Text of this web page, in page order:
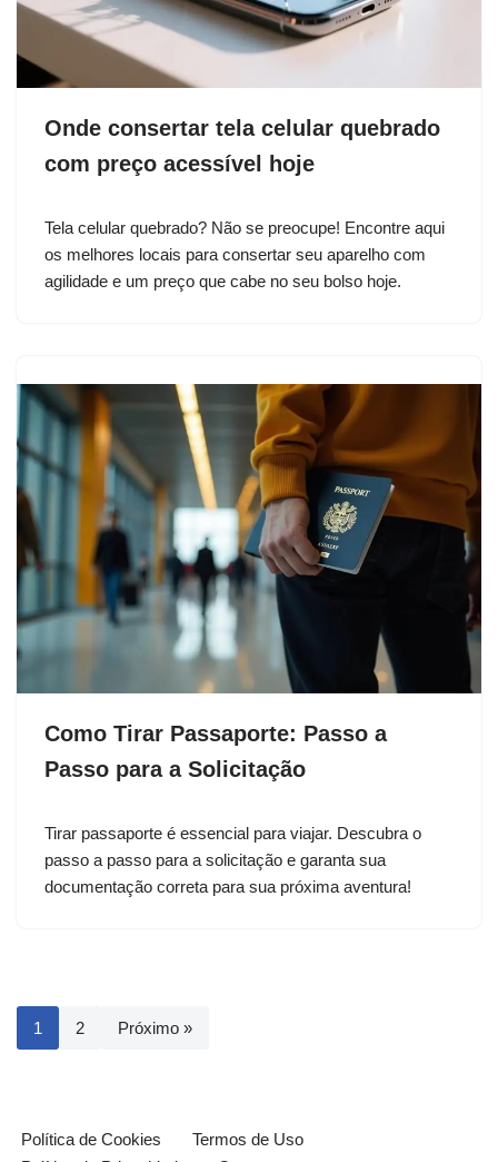
Onde consertar tela celular quebrado
com preço acessível hoje
Tela celular quebrado? Não se preocupe! Encontre aqui
os melhores locais para consertar seu aparelho com
agilidade e um preço que cabe no seu bolso hoje.
Como Tirar Passaporte: Passo a
Passo para a Solicitação
Tirar passaporte é essencial para viajar. Descubra o
passo a passo para a solicitação e garanta sua
documentação correta para sua próxima aventura!
1 2 Próximo »
Política de Cookies
Termos de Uso